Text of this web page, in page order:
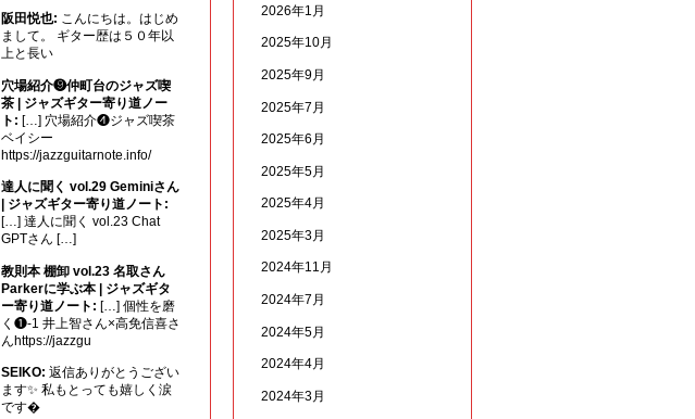
阪田悦也: こんにちは。はじめ
まして。 ギター歴は５０年以
上と長い
穴場紹介❾仲町台のジャズ喫
茶 | ジャズギター寄り道ノー
ト: […] 穴場紹介❹ジャズ喫茶
ベイシー
https://jazzguitarnote.info/
達人に聞く vol.29 Geminiさん
| ジャズギター寄り道ノート:
[…] 達人に聞く vol.23 Chat
GPTさん […]
教則本 棚卸 vol.23 名取さん
Parkerに学ぶ本 | ジャズギタ
ー寄り道ノート: […] 個性を磨
く❶-1 井上智さん×高免信喜さ
んhttps://jazzgu
SEIKO: 返信ありがとうござい
ます✨ 私もとっても嬉しく涙
です�
2026年1月
2025年10月
2025年9月
2025年7月
2025年6月
2025年5月
2025年4月
2025年3月
2024年11月
2024年7月
2024年5月
2024年4月
2024年3月